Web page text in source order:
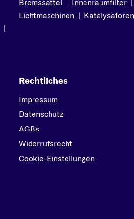
04/1997
COROLLA Liftback
Wagon (_E9_) ab
(_E18_, ZRE1_) ab
|
Bremssattel | Innenraumfilter |
Lichtmaschinen | Katalysatoren
Rechtliches
Impressum
Datenschutz
AGBs
Widerrufsrecht
Cookie-Einstellungen